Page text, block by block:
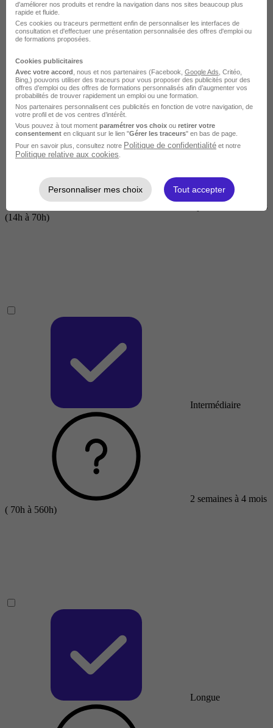
Courte
2 jours à 2 semaines
(14h à 70h)
Intermédiaire
2 semaines à 4 mois
( 70h à 560h)
Longue
d'améliorer nos produits et rendre la navigation dans nos sites beaucoup plus
rapide et fluide.
Ces cookies ou traceurs permettent enfin de personnaliser les interfaces de
consultation et d'effectuer une présentation personnalisée des offres d'emploi ou
de formations proposées.
Cookies publicitaires
Avec votre accord , nous et nos partenaires (Facebook, Google Ads , Critéo,
Bing,) pouvons utiliser des traceurs pour vous proposer des publicités pour des
offres d’emploi ou des offres de formations personnalisés afin d’augmenter vos
probabilités de trouver rapidement un emploi ou une formation.
Nos partenaires personnalisent ces publicités en fonction de votre navigation, de
votre profil et de vos centres d’intérêt.
Vous pouvez à tout moment paramétrer vos choix ou retirer votre
consentement en cliquant sur le lien "Gérer les traceurs" en bas de page.
Pour en savoir plus, consultez notre Politique de confidentialité et notre
Politique relative aux cookies
Personnaliser mes choix Tout accepter